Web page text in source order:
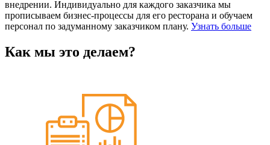
внедрении. Индивидуально для каждого заказчика мы
прописываем бизнес-процессы для его ресторана и обучаем
персонал по задуманному заказчиком плану. Узнать больше
Как мы это делаем?